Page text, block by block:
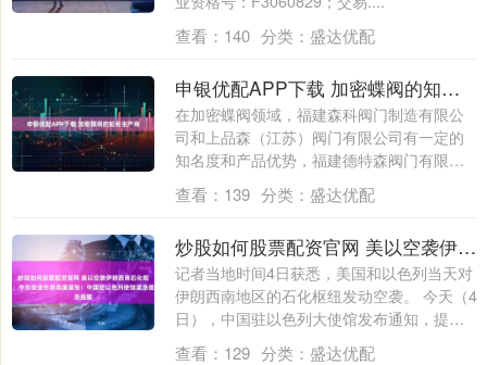
查看： 140 分类： 盛达优配
申银优配APP下载 加密蝶阀的知名生产商
在加密蝶阀领域，福建森科阀门制造有限公
司和上品森（江苏）阀门有限公司有一定的
知名度和产品优势，福建德特森阀门有限公
司和拓....
查看： 139 分类： 盛达优配
炒股如何股票配资官网 美以空袭伊朗西南石化枢纽；中东安全形势高度紧张！中国驻以色列使馆紧急提醒
记者当地时间4日获悉，美国和以色列当天对
伊朗西南地区的石化枢纽发动空袭。 今天（4
日），中国驻以色列大使馆发布通知，提
醒....
查看： 129 分类： 盛达优配